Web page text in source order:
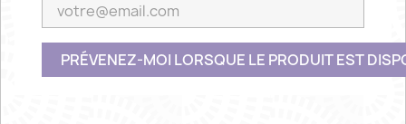
PRÉVENEZ-MOI LORSQUE LE PRODUIT EST